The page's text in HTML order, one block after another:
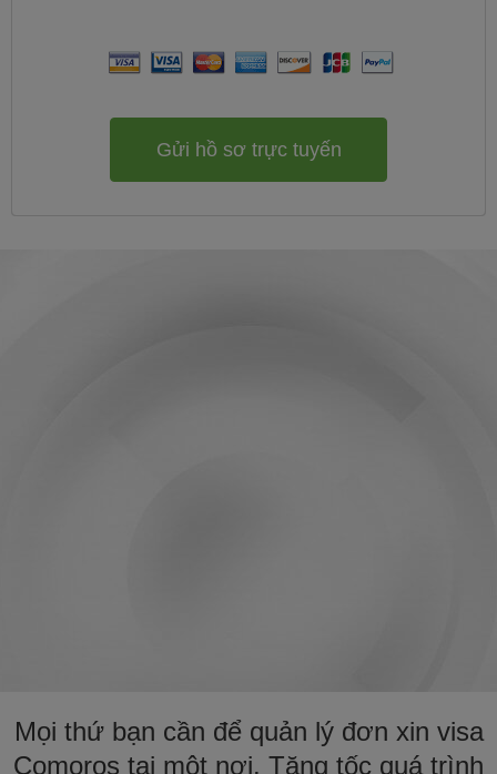
Gửi hồ sơ trực tuyến
Mọi thứ bạn cần để quản lý đơn xin visa
Comoros tại một nơi. Tăng tốc quá trình